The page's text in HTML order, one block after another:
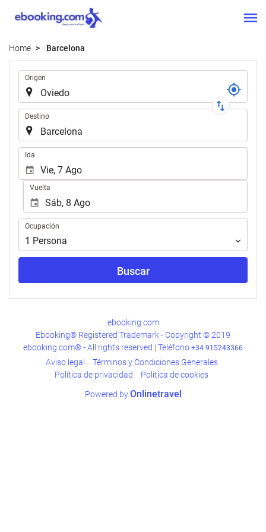
Home Barcelona
Trayecto
Origen
Destino
Introduzca
las
fechas
inicio
fin
para
realizar
Ida
Vuelta
Ocupación
Ocupación
1 Persona
Buscar
ebooking.com
Ebooking® Registered Trademark - Copyright © 2019
ebooking.com® - All rights reserved | Teléfono +34 915243366
Aviso legal
Términos y Condiciones Generales
Polí­tica de privacidad
Política de cookies
Powered byOnlinetravel